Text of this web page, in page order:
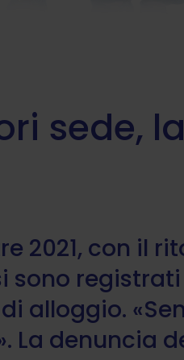
sede,
2021, con il
sono
alloggio.
La denuncia